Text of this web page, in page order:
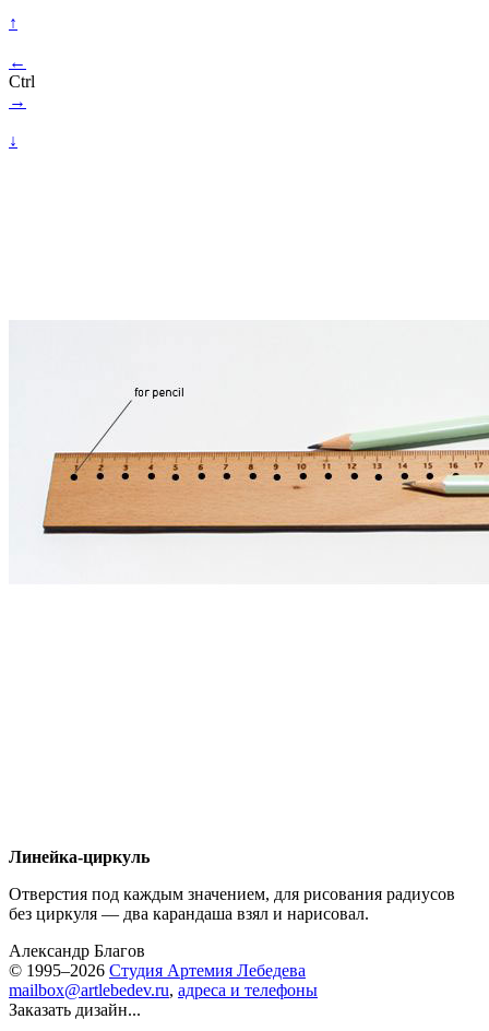
↑
←
Ctrl
→
↓
Линейка-циркуль
Отверстия под каждым значением, для рисования радиусов
без циркуля — два карандаша взял и нарисовал.
Александр Благов
© 1995–2026 Студия Артемия Лебедева
mailbox@artlebedev.ru, адреса и телефоны
Заказать дизайн...